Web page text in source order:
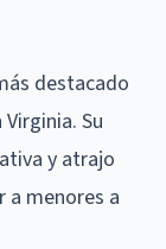
destacado
Su
y atrajo
a menores a